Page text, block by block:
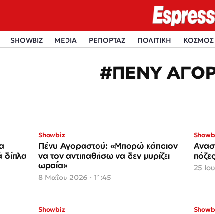
SHOWBIZ MEDIA ΡΕΠΟΡΤΑΖ ΠΟΛΙΤΙΚΗ ΚΟΣΜΟΣ
#ΠΕΝΥ
δίπλα
Showbiz
Πένυ Αγοραστού: «Μπορώ κάποιον
να τον αντιπαθήσω να δεν μυρίζει
ωραία»
8 Μαΐου 2026 · 11:45
25
Showbiz